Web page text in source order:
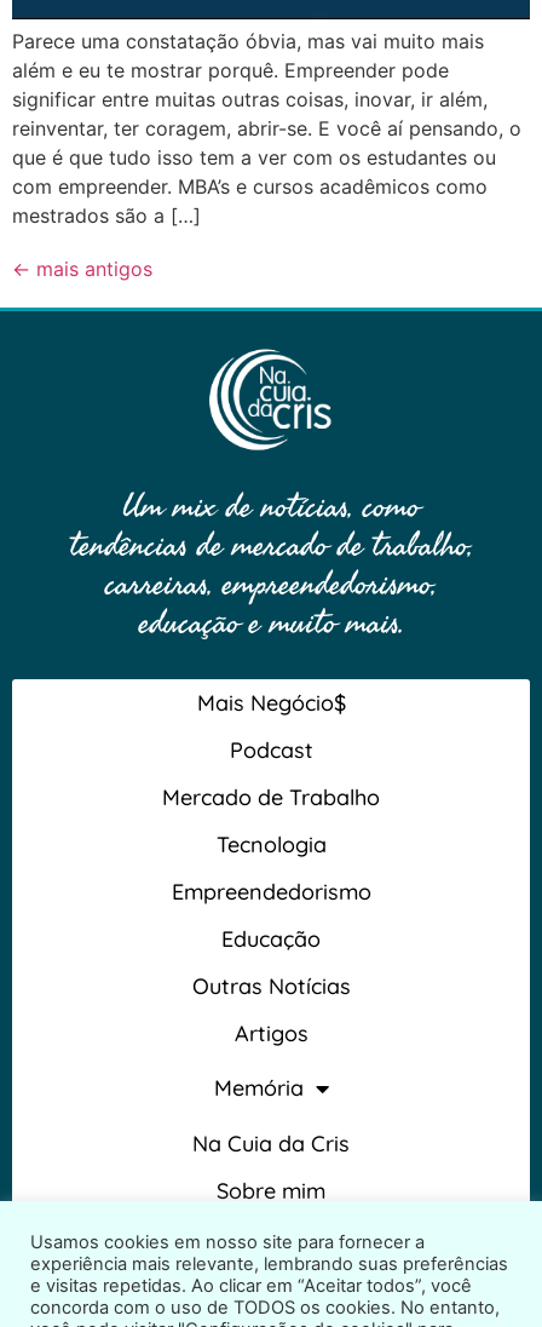
Parece uma constatação óbvia, mas vai muito mais
além e eu te mostrar porquê. Empreender pode
significar entre muitas outras coisas, inovar, ir além,
reinventar, ter coragem, abrir-se. E você aí pensando, o
que é que tudo isso tem a ver com os estudantes ou
com empreender. MBA’s e cursos acadêmicos como
mestrados são a […]
← mais antigos
Um mix de notícias, como
tendências de mercado de trabalho,
carreiras, empreendedorismo,
educação e muito mais.
Mais Negócio$
Podcast
Mercado de Trabalho
Tecnologia
Empreendedorismo
Educação
Outras Notícias
Artigos
Memória
Na Cuia da Cris
Sobre mim
Termos e Condições
Usamos cookies em nosso site para fornecer a
experiência mais relevante, lembrando suas preferências
e visitas repetidas. Ao clicar em “Aceitar todos”, você
concorda com o uso de TODOS os cookies. No entanto,